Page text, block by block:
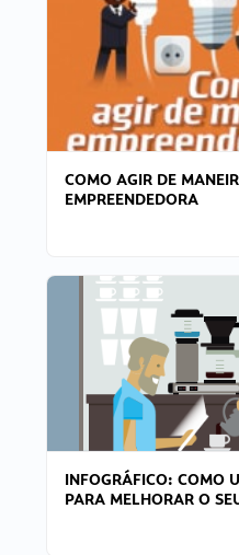
COMO AGIR DE
EMPREENDEDORA
INFOGRÁFICO: COMO
PARA MELHORAR O